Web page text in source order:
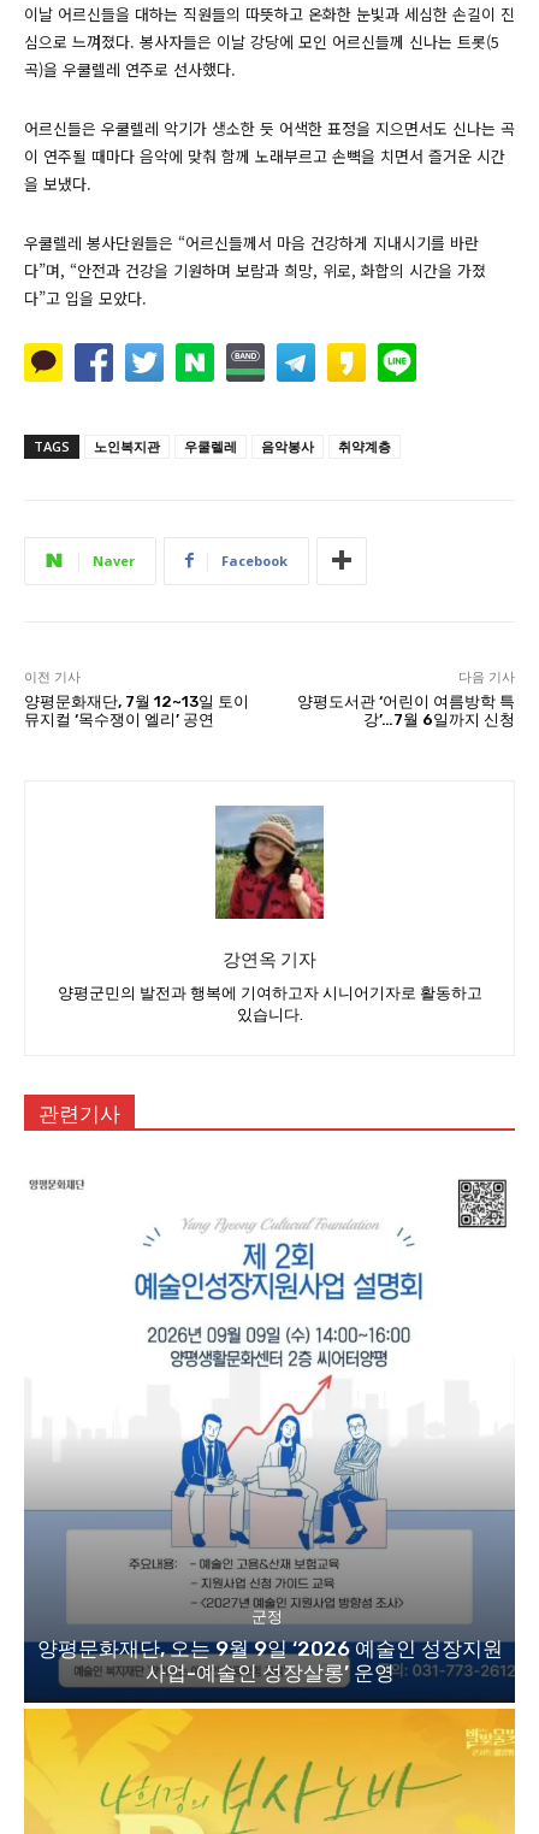
이날 어르신들을 대하는 직원들의 따뜻하고 온화한 눈빛과 세심한 손길이 진
심으로 느껴졌다. 봉사자들은 이날 강당에 모인 어르신들께 신나는 트롯(5
곡)을 우쿨렐레 연주로 선사했다.
어르신들은 우쿨렐레 악기가 생소한 듯 어색한 표정을 지으면서도 신나는 곡
이 연주될 때마다 음악에 맞춰 함께 노래부르고 손뼉을 치면서 즐거운 시간
을 보냈다.
우쿨렐레 봉사단원들은 “어르신들께서 마음 건강하게 지내시기를 바란
다”며, “안전과 건강을 기원하며 보람과 희망, 위로, 화합의 시간을 가졌
다”고 입을 모았다.
TAGS 노인복지관 우쿨렐레 음악봉사 취약계층
Naver Facebook
이전 기사
양평문화재단, 7월 12~13일 토이
뮤지컬 ‘목수쟁이 엘리’ 공연
다음 기사
양평도서관 ‘어린이 여름방학 특
강’…7월 6일까지 신청
강연옥 기자
양평군민의 발전과 행복에 기여하고자 시니어기자로 활동하고
있습니다.
관련기사
군정
양평문화재단, 오는 9월 9일 ‘2026 예술인 성장지원
사업-예술인 성장살롱’ 운영